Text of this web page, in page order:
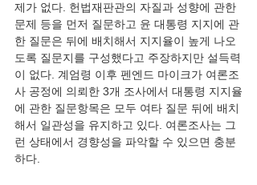
제가 없다. 헌법재판관의 자질과 성향에 관한
문제 등을 먼저 질문하고 윤 대통령 지지에 관
한 질문은 뒤에 배치해서 지지율이 높게 나오
도록 질문지를 구성했다고 주장하지만 설득력
이 없다. 계엄령 이후 펜엔드 마이크가 여론조
사 공정에 의뢰한 3개 조사에서 대통령 지지율
에 관한 질문항목은 모두 여타 질문 뒤에 배치
해서 일관성을 유지하고 있다. 여론조사는 그
런 상태에서 경향성을 파악할 수 있으면 충분
하다.